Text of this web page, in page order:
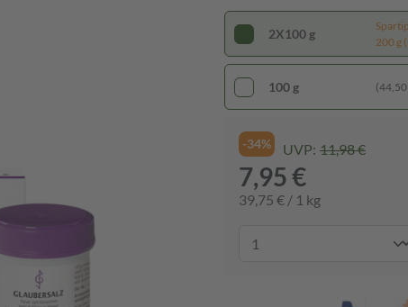
2X100 g
200 g
100 g (44,50
-34% UVP: 11,98 €
7,95 €
39,75 € / 1 kg